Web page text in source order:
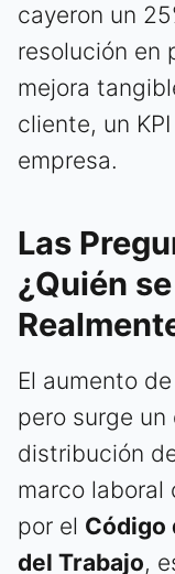
cayeron un
resolución en
mejora
cliente, un
empresa.
Las
¿Quién
El aumento
pero surge
distribución
marco laboral
por el Código
del Trabajo,